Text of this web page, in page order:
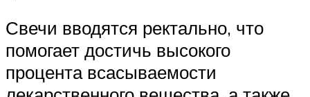
Свечи вводятся ректально, что
помогает достичь высокого
процента всасываемости